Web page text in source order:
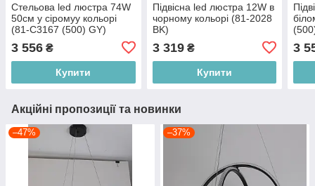
Стельова led люстра 74W
50см у сіромуу кольорі
(81-C3167 (500) GY)
3 556 ₴
Купити
Підвісна led люстра 12W в
чорному кольорі (81-2028
BK)
3 319₴
Купити
3
Акційні пропозиції та новинки
–47% –37%